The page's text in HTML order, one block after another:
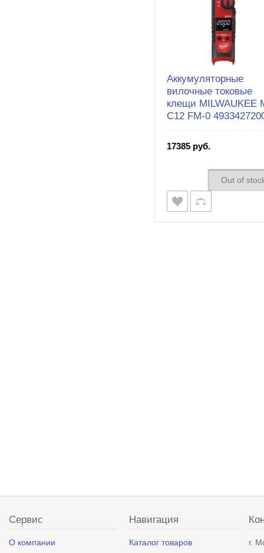
Аккумуляторные
вилочные токовые
клещи MILWAUKEE
C12 FM-0
17385 руб.
Out of
Сервис
О компании
Навигация
Каталог товаров
г.